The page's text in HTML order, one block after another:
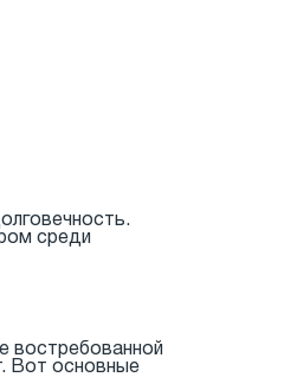
среди
востребованной
Вот основные